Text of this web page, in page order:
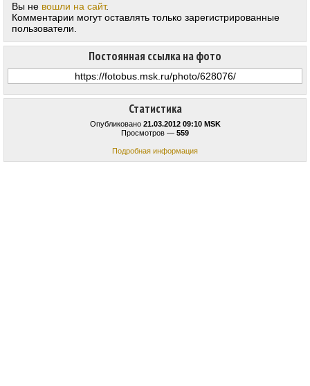
Статистика
Опубликовано 21.03.2012 09:10 MSK
Просмотров — 559
Подробная информация
Постоянная ссылка на фото
Вы не вошли на сайт.
Комментарии могут оставлять только зарегистрированные
пользователи.